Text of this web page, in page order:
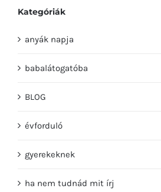
Kategóriák
anyák napja
babalátogatóba
BLOG
évforduló
gyerekeknek
ha nem tudnád mit írj